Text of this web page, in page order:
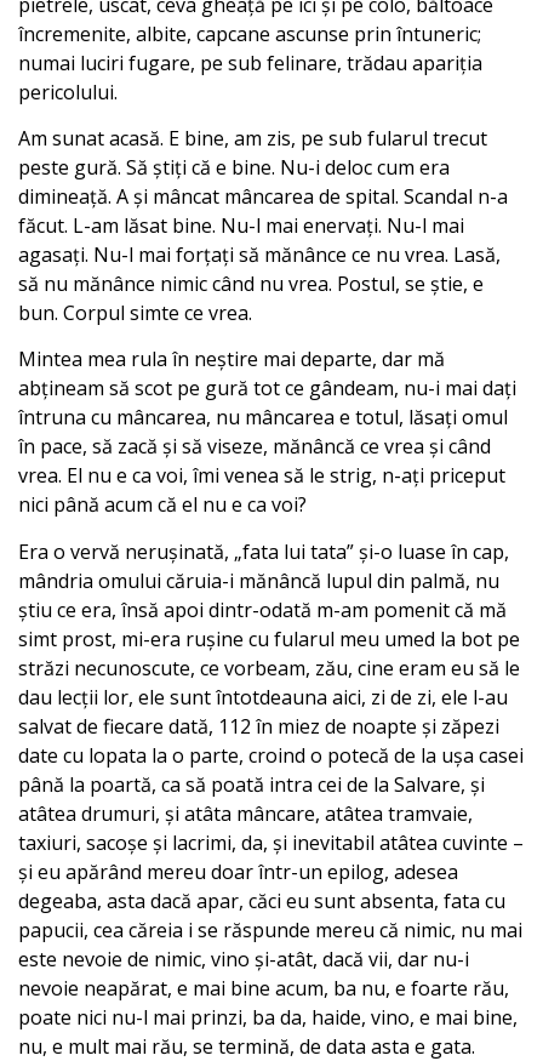
încremenite, albite, capcane ascunse prin întuneric;
numai luciri fugare, pe sub felinare, trădau apariția
pericolului.
Am sunat acasă. E bine, am zis, pe sub fularul trecut
peste gură. Să știți că e bine. Nu-i deloc cum era
dimineață. A și mâncat mâncarea de spital. Scandal n-a
făcut. L-am lăsat bine. Nu-l mai enervați. Nu-l mai
agasați. Nu-l mai forțați să mănânce ce nu vrea. Lasă,
să nu mănânce nimic când nu vrea. Postul, se știe, e
bun. Corpul simte ce vrea.
Mintea mea rula în neștire mai departe, dar mă
abțineam să scot pe gură tot ce gândeam, nu-i mai dați
întruna cu mâncarea, nu mâncarea e totul, lăsați omul
în pace, să zacă și să viseze, mănâncă ce vrea și când
vrea. El nu e ca voi, îmi venea să le strig, n-ați priceput
nici până acum că el nu e ca voi?
Era o vervă nerușinată, „fata lui tata” și-o luase în cap,
mândria omului căruia-i mănâncă lupul din palmă, nu
știu ce era, însă apoi dintr-odată m-am pomenit că mă
simt prost, mi-era rușine cu fularul meu umed la bot pe
străzi necunoscute, ce vorbeam, zău, cine eram eu să le
dau lecții lor, ele sunt întotdeauna aici, zi de zi, ele l-au
salvat de fiecare dată, 112 în miez de noapte și zăpezi
date cu lopata la o parte, croind o potecă de la ușa casei
până la poartă, ca să poată intra cei de la Salvare, și
atâtea drumuri, și atâta mâncare, atâtea tramvaie,
taxiuri, sacoșe și lacrimi, da, și inevitabil atâtea cuvinte –
și eu apărând mereu doar într-un epilog, adesea
degeaba, asta dacă apar, căci eu sunt absenta, fata cu
papucii, cea căreia i se răspunde mereu că nimic, nu mai
este nevoie de nimic, vino și-atât, dacă vii, dar nu-i
nevoie neapărat, e mai bine acum, ba nu, e foarte rău,
poate nici nu-l mai prinzi, ba da, haide, vino, e mai bine,
nu, e mult mai rău, se termină, de data asta e gata.